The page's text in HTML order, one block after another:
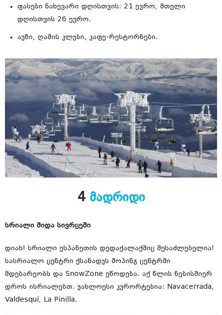
ფასები ნახევარი დღისთვის: 21 ევრო, მთელი
დღისთვის 26 ევრო.
აუზი, ღამის კლუბი, კაფე-რესტორნები.
4 მადრიდი
სრიალი შიდა სივრცეში
დიახ! სრიალი ესპანეთის დედაქალაქშიც შესაძლებელია!
სასრიალო ცენტრი ქსანადუს შოპინგ ცენტრში
მდებარეობს და SnowZone ეწოდება. აქ წლის ნებისმიერ
დროს ისრიალებთ. უახლოესი კურორტებია: Navacerrada,
Valdesquí, La Pinilla.